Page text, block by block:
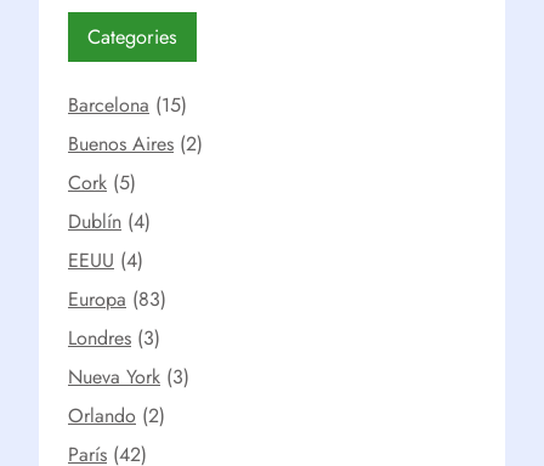
Categories
Barcelona (15)
Buenos Aires (2)
Cork (5)
Dublín (4)
EEUU (4)
Europa (83)
Londres (3)
Nueva York (3)
Orlando (2)
París (42)